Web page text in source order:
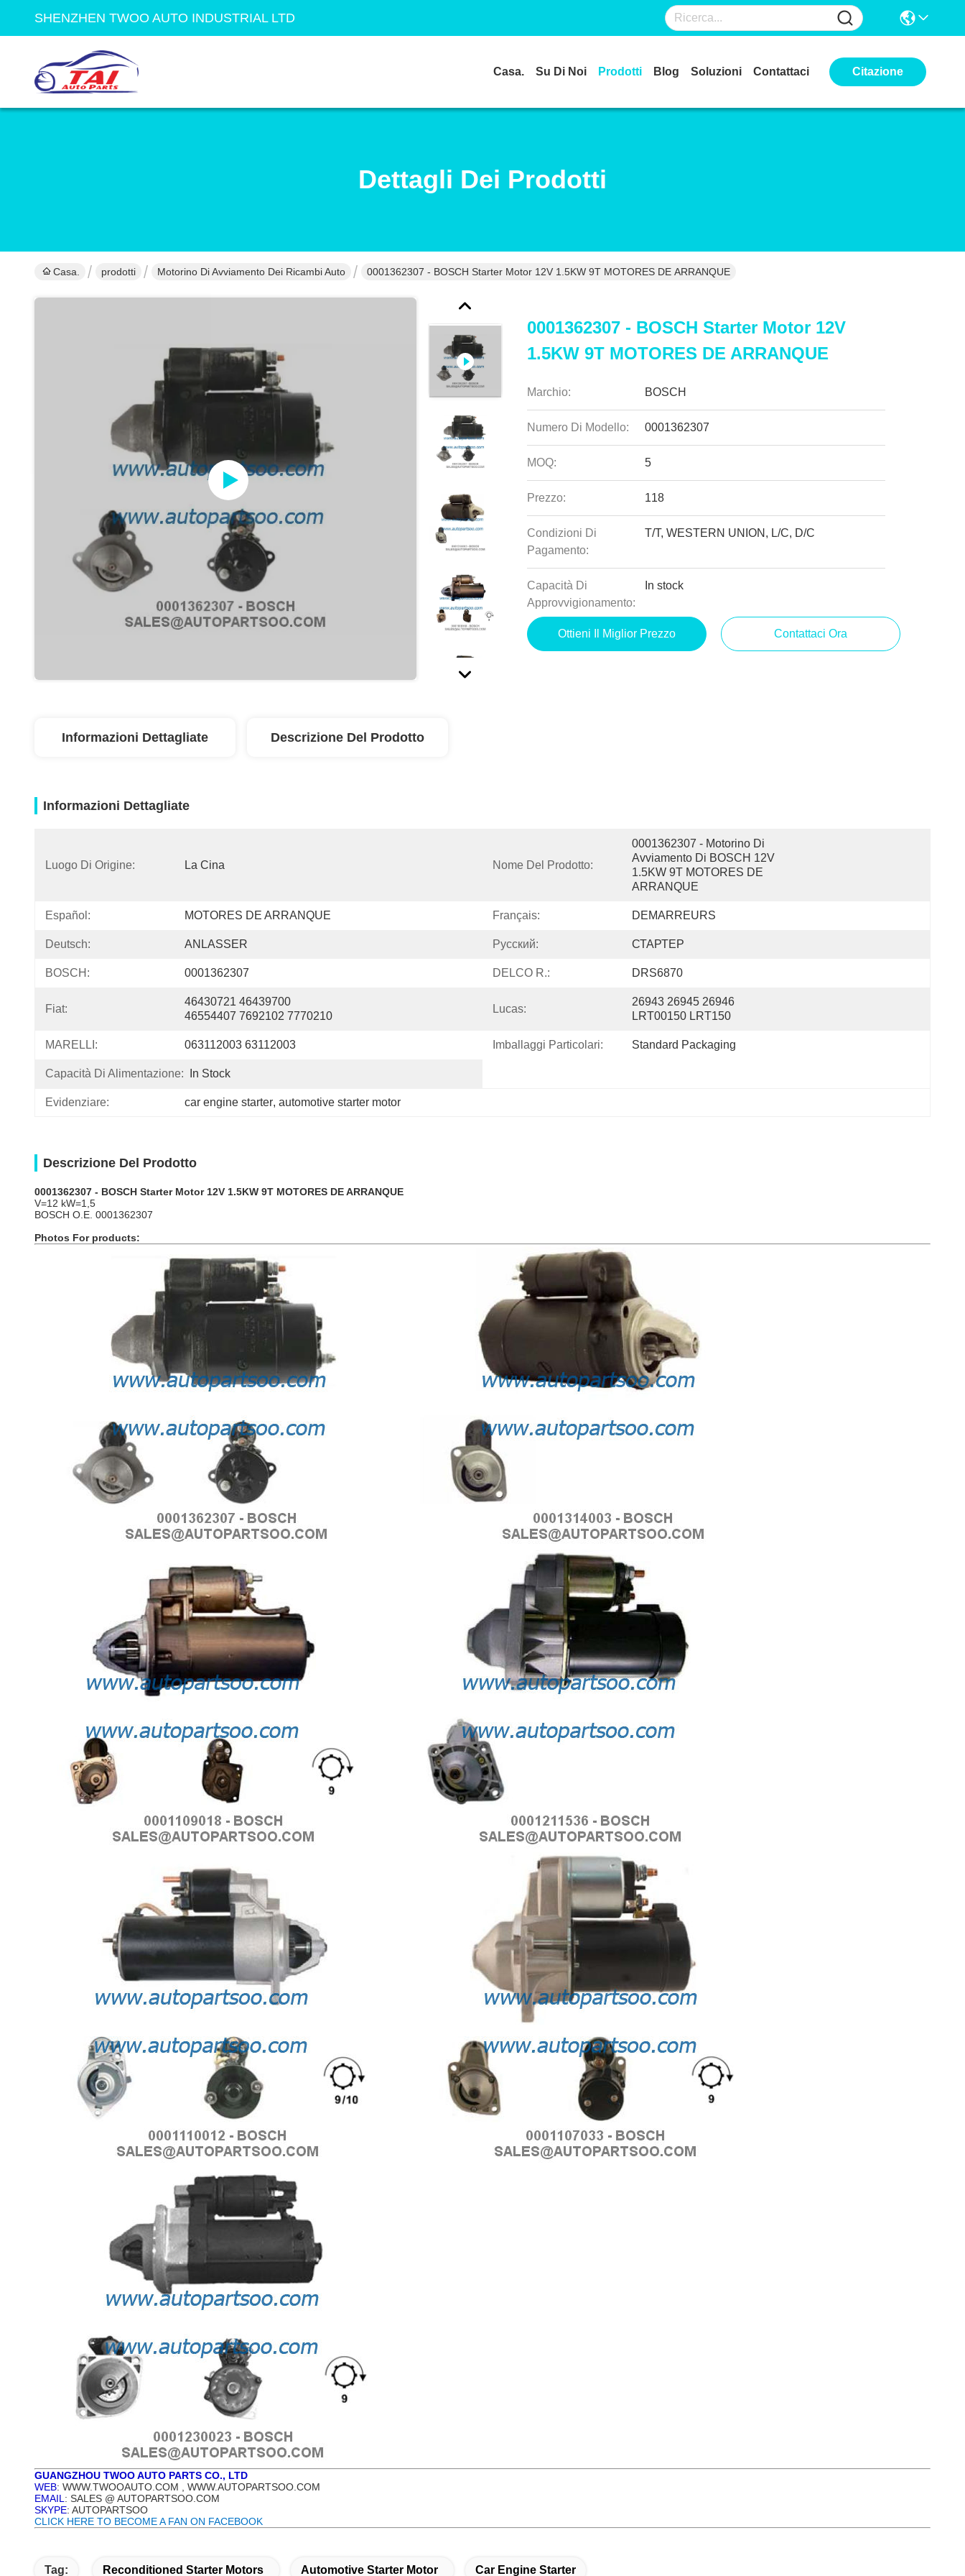
SHENZHEN TWOO AUTO INDUSTRIAL LTD
Casa. Su Di Noi Prodotti Blog Soluzioni Contattaci Citazione
Dettagli Dei Prodotti
Casa. prodotti Motorino Di Avviamento Dei Ricambi Auto 0001362307 - BOSCH Starter Motor 12V 1.5KW 9T MOTORES DE ARRANQUE
0001362307 - BOSCH Starter Motor 12V
1.5KW 9T MOTORES DE ARRANQUE
Marchio: BOSCH
Numero Di Modello: 0001362307
MOQ: 5
Prezzo: 118
Condizioni Di
Pagamento:
T/T, WESTERN UNION, L/C, D/C
Capacità Di
Approvvigionamento:
In stock
Ottieni Il Miglior Prezzo Contattaci Ora
Informazioni Dettagliate Descrizione Del Prodotto
Informazioni Dettagliate
Luogo Di Origine: La Cina Nome Del Prodotto:
0001362307 - Motorino Di
Avviamento Di BOSCH 12V
1.5KW 9T MOTORES DE
ARRANQUE
Español: MOTORES DE ARRANQUE Français: DEMARREURS
Deutsch: ANLASSER Pусский: СТАРТЕР
BOSCH: 0001362307 DELCO R.: DRS6870
Fiat:
46430721 46439700
46554407 7692102 7770210
Lucas:
26943 26945 26946
LRT00150 LRT150
MARELLI: 063112003 63112003 Imballaggi Particolari: Standard Packaging
Capacità Di Alimentazione: In Stock
Evidenziare: car engine starter, automotive starter motor
Descrizione Del Prodotto
0001362307 - BOSCH Starter Motor 12V 1.5KW 9T MOTORES DE ARRANQUE
V=12 kW=1,5
BOSCH O.E. 0001362307
Photos For products:
GUANGZHOU TWOO AUTO PARTS CO., LTD
WEB: WWW.TWOOAUTO.COM , WWW.AUTOPARTSOO.COM
EMAIL : SALES @ AUTOPARTSOO.COM
SKYPE: AUTOPARTSOO
CLICK HERE TO BECOME A FAN ON FACEBOOK
Tag: Reconditioned Starter Motors Automotive Starter Motor Car Engine Starter